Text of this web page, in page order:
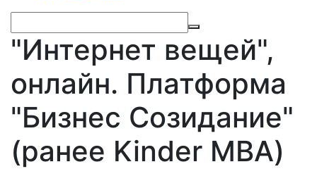
"Интернет вещей",
онлайн. Платформа
"Бизнес Созидание"
(ранее Kinder MBA)